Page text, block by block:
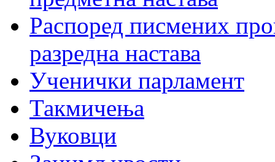
Распоред писмених
разредна настава
Ученички парламент
Такмичења
Вуковци